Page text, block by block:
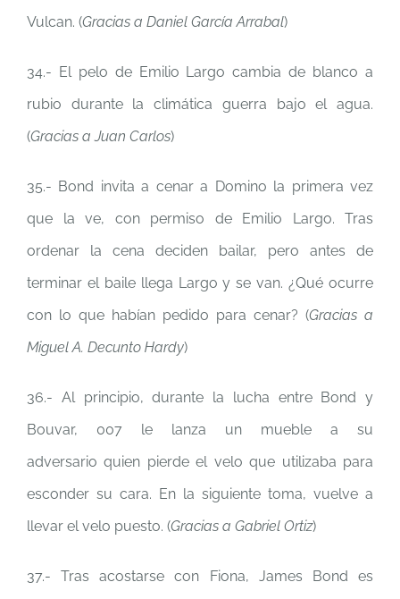
Vulcan. (Gracias a Daniel García Arrabal)
34.- El pelo de Emilio Largo cambia de blanco a
rubio durante la climática guerra bajo el agua.
(Gracias a Juan Carlos)
35.- Bond invita a cenar a Domino la primera vez
que la ve, con permiso de Emilio Largo. Tras
ordenar la cena deciden bailar, pero antes de
terminar el baile llega Largo y se van. ¿Qué ocurre
con lo que habían pedido para cenar? (Gracias a
Miguel A. Decunto Hardy)
36.- Al principio, durante la lucha entre Bond y
Bouvar, 007 le lanza un mueble a su
adversario quien pierde el velo que utilizaba para
esconder su cara. En la siguiente toma, vuelve a
llevar el velo puesto. (Gracias a Gabriel Ortiz)
37.- Tras acostarse con Fiona, James Bond es